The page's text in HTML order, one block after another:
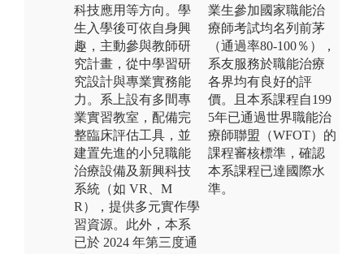
科技應用等方向。學
生入學後可依自身興
趣，主動參與教師研
究計畫，從中學習研
究設計與專業實務能
力。系上設有多間專
業實習教室，配備完
整臨床評估工具，並
建置先進的小兒職能
治療設備及新興科技
系統（如 VR、M
R），提供多元實作學
習資源。此外，本系
已於 2024 年第三度通
業生參加國家職能治
療師考試均名列前茅
（通過率80-100％），
系友服務於職能治療
各界均有良好的評
價。且本系課程自199
5年已通過世界職能治
療師聯盟（WFOT）的
課程審核標準，確認
本系課程已達國際水
準。